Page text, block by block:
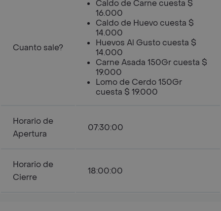
Cuanto sale?
Caldo de Carne cuesta $
16.000
Caldo de Huevo cuesta $
14.000
Huevos Al Gusto cuesta $
14.000
Carne Asada 150Gr cuesta $
19.000
Lomo de Cerdo 150Gr
cuesta $ 19.000
Horario de
Apertura
07:30:00
Horario de
Cierre
18:00:00